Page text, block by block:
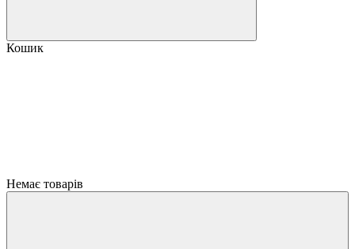
Кошик
Немає товарів